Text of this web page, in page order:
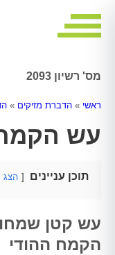
מס' רשיון 2093
ראשי » הדברת מזיקים »
עש
תוכן עניינים הצג
עש קטן
הקמח ההודי